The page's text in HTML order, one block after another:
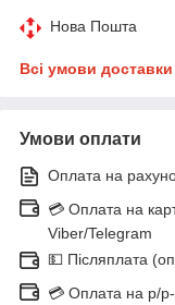
Нова Пошта
Всі умови доставки
Умови оплати
Оплата на
💳 Оплата на
Viber/Telegram
💵 Післяплата
💳 Оплата на р/р-